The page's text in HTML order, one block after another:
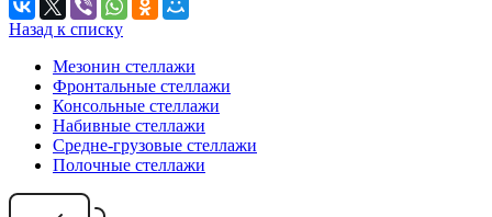
Назад к списку
Мезонин стеллажи
Фронтальные стеллажи
Консольные стеллажи
Набивные стеллажи
Средне-грузовые стеллажи
Полочные стеллажи